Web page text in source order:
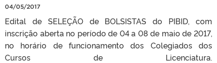
04/05/2017
Edital de SELEÇÃO de BOLSISTAS do PIBID, com
inscrição aberta no período de 04 a 08 de maio de 2017,
no horário de funcionamento dos Colegiados dos
Cursos de Licenciatura.